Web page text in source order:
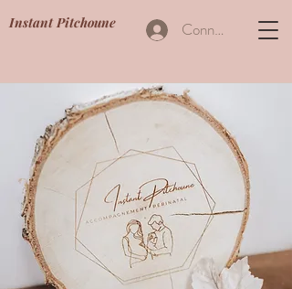
Instant Pitchoune Connexion